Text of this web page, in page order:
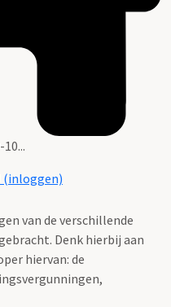
(inloggen)
van de verschillende
Denk hierbij aan
hiervan: de